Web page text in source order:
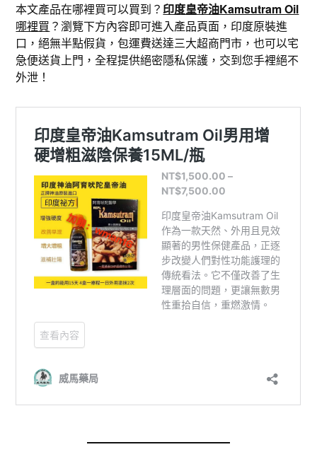
本文產品在哪裡買可以買到？ 印度皇帝油Kamsutram Oil
哪裡買 ？瀏覽下方內容即可進入產品頁面，印度原裝進
口，絕無半點假貨，包運費送達三大超商門市，也可以宅
急便送貨上門，全程提供絕密隱私保護，交到您手裡絕不
外泄！